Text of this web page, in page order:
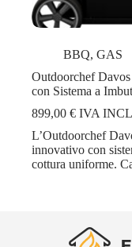
BBQ, GAS
Outdoorchef
con Sistema a
899,00 € IVA
L’Outdoorchef
innovativo con
cottura uniforme.